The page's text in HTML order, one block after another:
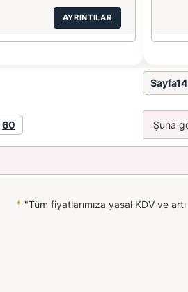
AYRINTILAR
Sayfa14
60
* "Tüm fiyatlarımıza yasal KDV ve artı